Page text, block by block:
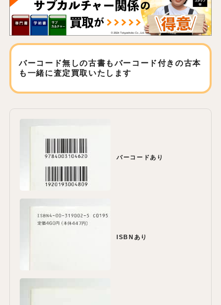
バーコード無しの古書もバーコード付きの古本
も 一緒に査定買取いたします
バーコードあり
ISBNあり